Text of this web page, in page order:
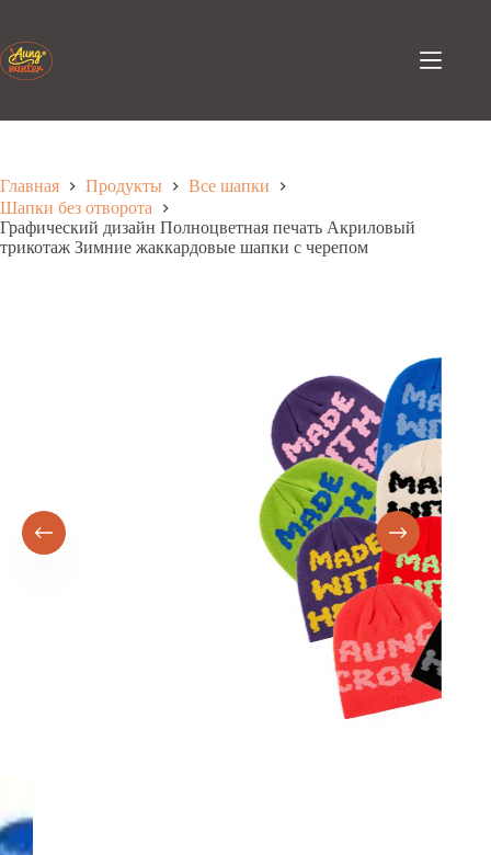
содержанию
Главная Продукты
Все шапки
Шапки без отворота
Графический дизайн Полноцветная печать Акриловый
трикотаж Зимние жаккардовые шапки с черепом